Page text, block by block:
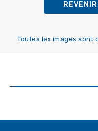
Toutes les images sont